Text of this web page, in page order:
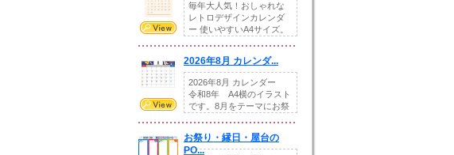
毎年大人気！おしゃれな
レトロデザインカレンダ
ー 使いやすいA4サイズ。
2026年8月 カレンダ...
2026年8月 カレンダー
令和8年 A4横のイラスト
です。8月をテーマにお祭
お祭り・縁日・屋台の
PO...